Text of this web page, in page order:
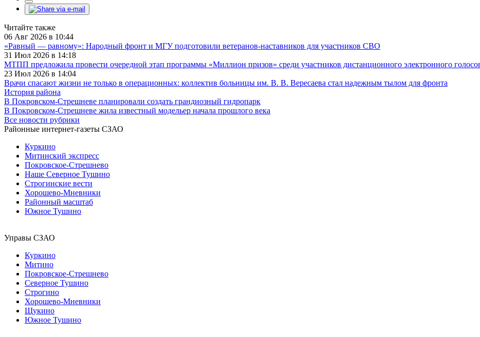
Читайте также
06 Авг 2026 в 10:44
«Равный — равному»: Народный фронт и МГУ подготовили ветеранов-наставников для участников СВО
31 Июл 2026 в 14:18
МТПП предложила провести очередной этап программы «Миллион призов» среди участников дистанционного электронного
23 Июл 2026 в 14:04
Врачи спасают жизни не только в операционных: коллектив больницы им. В. В. Вересаева стал надежным тылом для фронта
История района
В Покровском-Стрешневе планировали создать грандиозный гидропарк
В Покровском-Стрешневе жила известный модельер начала прошлого века
Все новости рубрики
Районные интернет-газеты СЗАО
Куркино
Митинский экспресс
Покровское-Стрешнево
Наше Северное Тушино
Строгинские вести
Хорошево-Мневники
Районный масштаб
Южное Тушино
Управы СЗАО
Куркино
Митино
Покровское-Стрешнево
Северное Тушино
Строгино
Хорошево-Мневники
Щукино
Южное Тушино